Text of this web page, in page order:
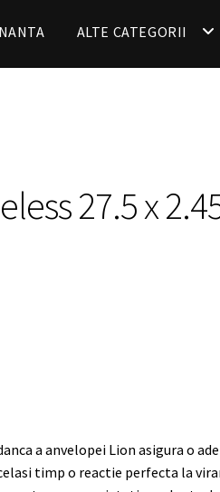
ALTE CATEGORII
27.5 x
a anvelopei Lion asigura o
timp o reactie perfecta la